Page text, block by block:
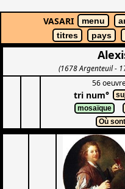
VASARI
menu
titres
pays
(1678 Argenteuil -
56
tri num°
mosaïque
Où